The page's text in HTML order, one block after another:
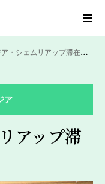
シェムリアップ滞在の旅 5日間
ア
アップ滞